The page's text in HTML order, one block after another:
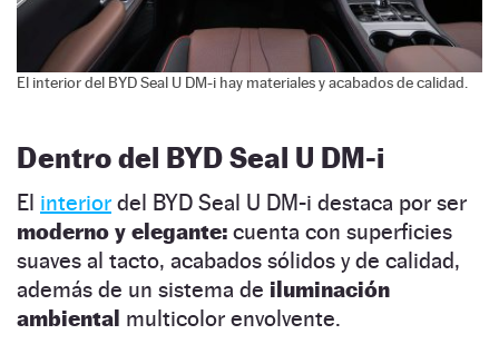
El interior del BYD Seal U DM-i hay materiales y acabados de calidad.
Dentro del BYD Seal U DM-i
El interior del BYD Seal U DM-i destaca por ser
moderno y elegante: cuenta con superficies
suaves al tacto, acabados sólidos y de calidad,
además de un sistema de iluminación
ambiental multicolor envolvente.